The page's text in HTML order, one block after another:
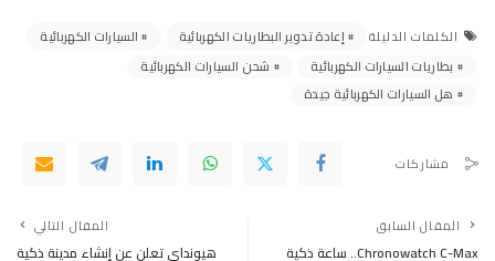
الكلمات الدليلة إعادة تدوير البطاريات الكهربائية
السيارات الكهربائية
بطاريات السيارات الكهربائية
شحن السيارات الكهربائية
هل السيارات الكهربائية جيدة
مشاركات
المقال السابق
Chronowatch C-Max.. ساعة ذكية
المقال التالي
هيونداي تعلن عن إنشاء مدينة ذكية